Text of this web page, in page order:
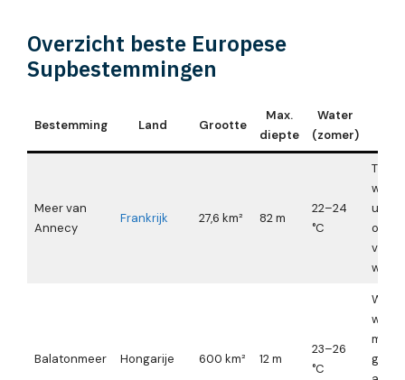
Overzicht beste Europese
Supbestemmingen
Bestemming Land Grootte
Max.
diepte
Water
(zomer)
Meer van
Annecy
Frankrijk 27,6 km² 82 m
22–24
°C
uit
Balatonmeer Hongarije 600 km² 12 m
23–26
°C
wind